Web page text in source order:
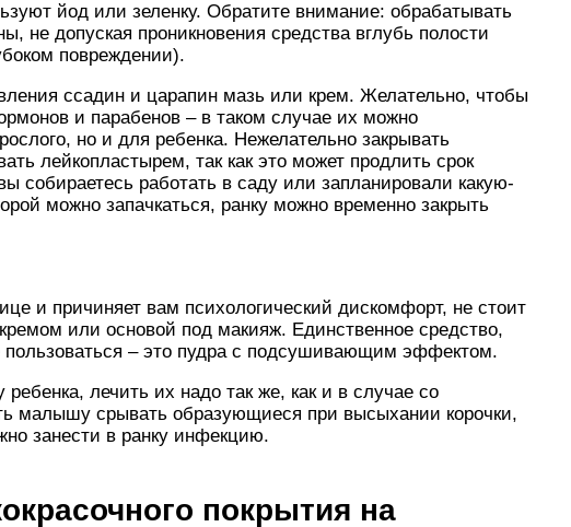
йод или зеленку. Обратите внимание: обрабатывать
не допуская проникновения средства вглубь полости
повреждении).
ссадин и царапин мазь или крем. Желательно, чтобы
и парабенов – в таком случае их можно
но и для ребенка. Нежелательно закрывать
лейкопластырем, так как это может продлить срок
собираетесь работать в саду или запланировали какую-
можно запачкаться, ранку можно временно закрыть
и причиняет вам психологический дискомфорт, не стоит
или основой под макияж. Единственное средство,
пользоваться – это пудра с подсушивающим эффектом.
лечить их надо так же, как и в случае со
малышу срывать образующиеся при высыхании корочки,
занести в ранку инфекцию.
покрытия на